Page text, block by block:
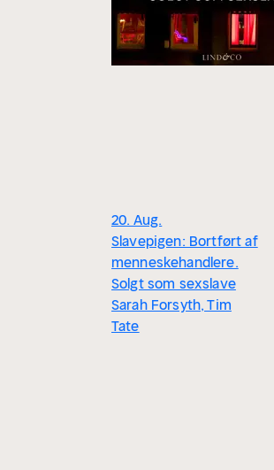
20. Aug.
Slavepigen: Bortført af
menneskehandlere.
Solgt som sexslave
Sarah Forsyth, Tim
Tate